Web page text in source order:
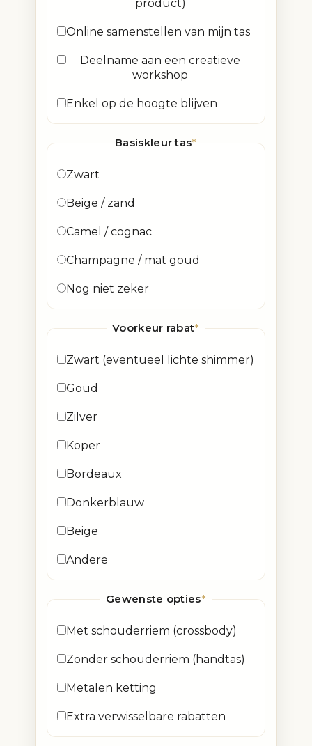
product)
Online samenstellen van mijn tas
Deelname aan een creatieve
workshop
Enkel op de hoogte blijven
Basiskleur tas*
Zwart
Beige / zand
Camel / cognac
Champagne / mat goud
Nog niet zeker
Voorkeur rabat*
Zwart (eventueel lichte shimmer)
Goud
Zilver
Koper
Bordeaux
Donkerblauw
Beige
Andere
Gewenste opties*
Met schouderriem (crossbody)
Zonder schouderriem (handtas)
Metalen ketting
Extra verwisselbare rabatten